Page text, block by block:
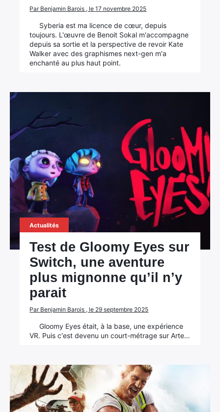
Par Benjamin Barois , le 17 novembre 2025
Syberia est ma licence de cœur, depuis
toujours. L'œuvre de Benoit Sokal m'accompagne
depuis sa sortie et la perspective de revoir Kate
Walker avec des graphismes next-gen m'a
enchanté au plus haut point.
Actualités
Test de Gloomy Eyes sur
Switch, une aventure
plus mignonne qu’il n’y
parait
Par Benjamin Barois , le 29 septembre 2025
Gloomy Eyes était, à la base, une expérience
VR. Puis c'est devenu un court-métrage sur Arte…